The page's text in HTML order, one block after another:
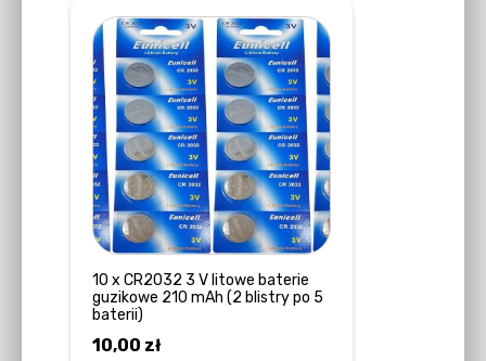
10 x CR2032 3 V litowe baterie
guzikowe 210 mAh (2 blistry po 5
baterii)
10,00 zł